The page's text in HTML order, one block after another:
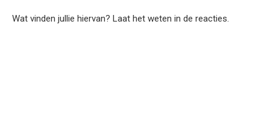
Wat vinden jullie hiervan? Laat het weten in de reacties.